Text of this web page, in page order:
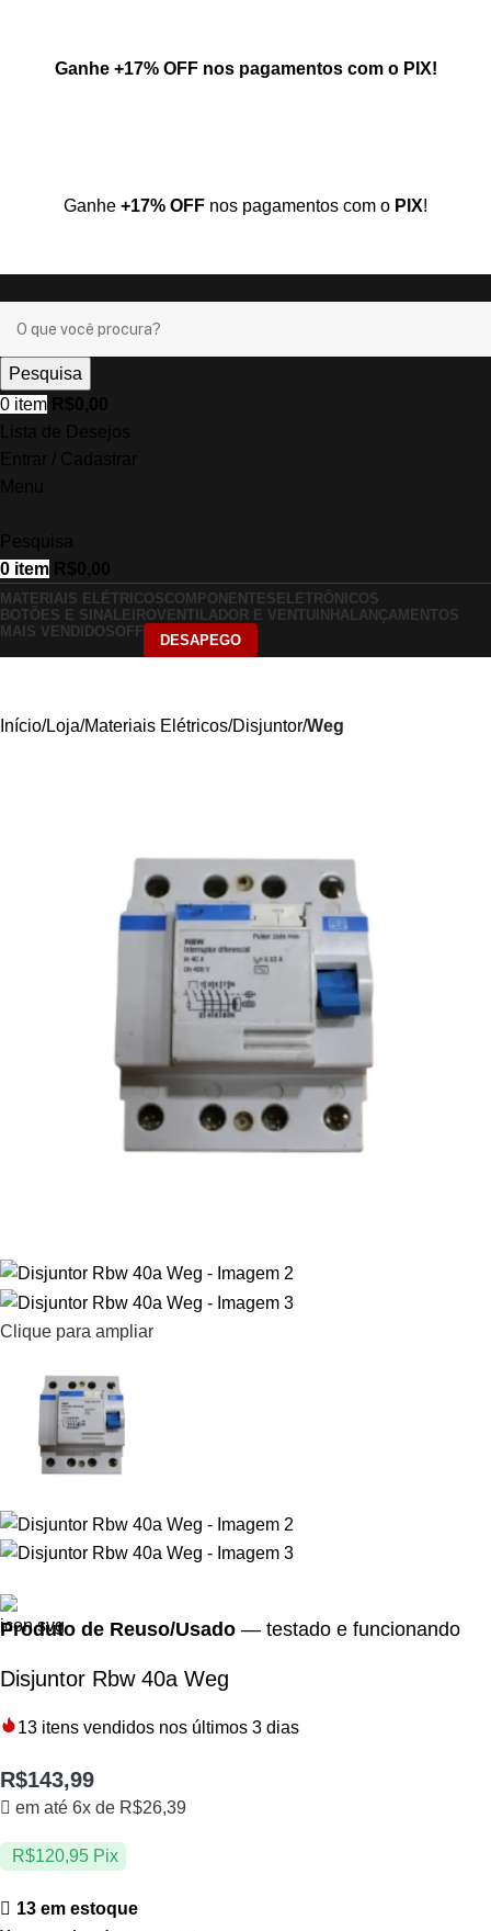
Ganhe +17% OFFnos pagamentos com o PIX!
Ganhe +17% OFF nos pagamentos com o PIX!
Pesquisa
0 item
0 item
MATERIAIS ELÉTRICOSCOMPONENTES ELETRÔNICOS
BOTÕES E SINALEIROVENTILADOR E VENTUINHA LANÇAMENTOS
MAIS VENDIDOSOFF
DESAPEGO
Início Loja Materiais Elétricos Disjuntor Weg
Clique para ampliar
Produto de Reuso/Usado — testado e funcionando
Disjuntor Rbw 40a Weg
13 itens vendidos nos últimos 3 dias
R$143,99
em até 6x de R$26,39
R$120,95 Pix
13 em estoque